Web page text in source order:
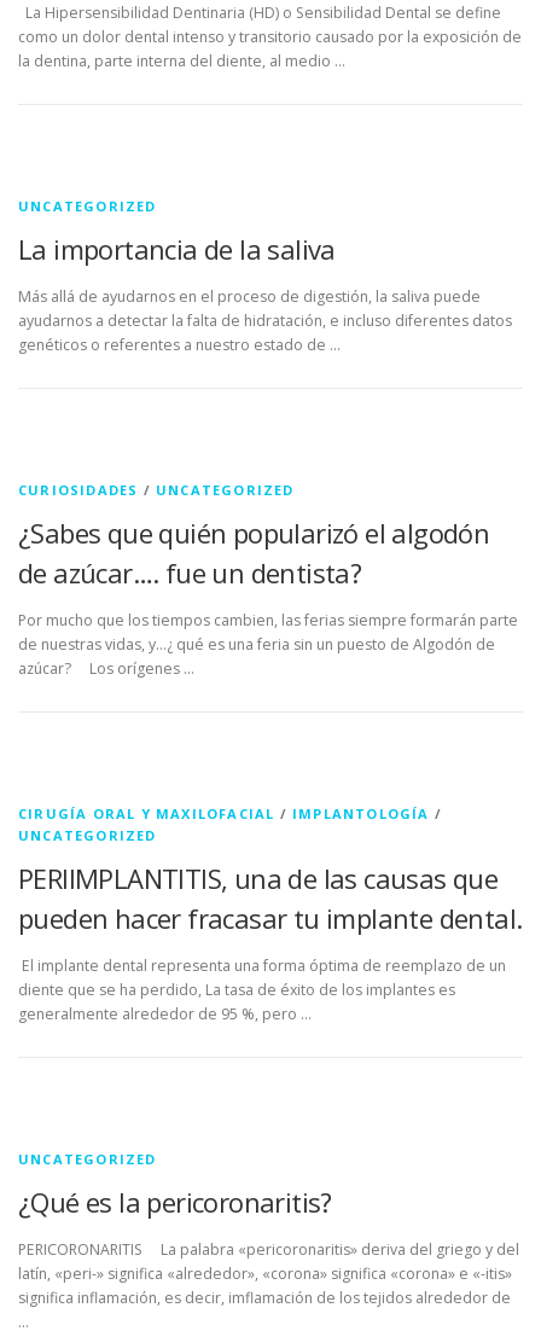
La Hipersensibilidad Dentinaria (HD) o Sensibilidad Dental se define
como un dolor dental intenso y transitorio causado por la exposición de
la dentina, parte interna del diente, al medio …
UNCATEGORIZED
La importancia de la saliva
Más allá de ayudarnos en el proceso de digestión, la saliva puede
ayudarnos a detectar la falta de hidratación, e incluso diferentes datos
genéticos o referentes a nuestro estado de …
CURIOSIDADES / UNCATEGORIZED
¿Sabes que quién popularizó el algodón
de azúcar…. fue un dentista?
Por mucho que los tiempos cambien, las ferias siempre formarán parte
de nuestras vidas, y…¿ qué es una feria sin un puesto de Algodón de
azúcar? Los orígenes …
CIRUGÍA ORAL Y MAXILOFACIAL / IMPLANTOLOGÍA /
UNCATEGORIZED
PERIIMPLANTITIS, una de las causas que
pueden hacer fracasar tu implante dental.
El implante dental representa una forma óptima de reemplazo de un
diente que se ha perdido, La tasa de éxito de los implantes es
generalmente alrededor de 95 %, pero …
UNCATEGORIZED
¿Qué es la pericoronaritis?
PERICORONARITIS La palabra «pericoronaritis» deriva del griego y del
latín, «peri-» significa «alrededor», «corona» significa «corona» e «-itis»
significa inflamación, es decir, imflamación de los tejidos alrededor de
…